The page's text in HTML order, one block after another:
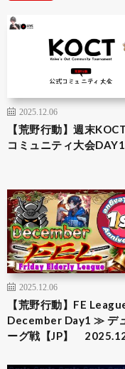
2025.12.06
【荒野行動】週末
コミュニティ大会
2025.12.06
【荒野行動】FE
December Day1 ≫ デ
ーグ戦【JP】